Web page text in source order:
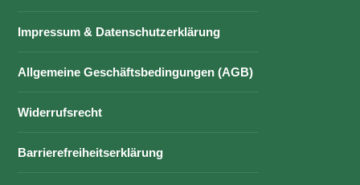
Impressum & Datenschutzerklärung
Allgemeine Geschäftsbedingungen (AGB)
Widerrufsrecht
Barrierefreiheitserklärung